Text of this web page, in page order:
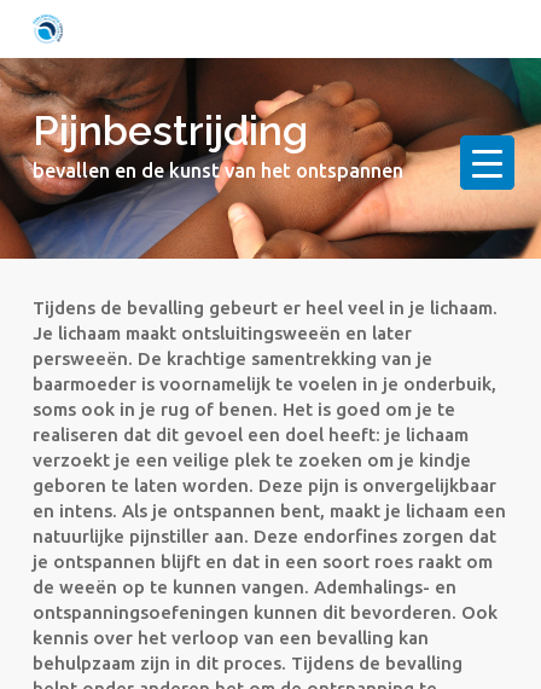
main
content
Pijnbestrijding
bevallen en de kunst van het ontspannen
Tijdens de bevalling gebeurt er heel veel in je lichaam.
Je lichaam maakt ontsluitingsweeën en later
persweeën. De krachtige samentrekking van je
baarmoeder is voornamelijk te voelen in je onderbuik,
soms ook in je rug of benen. Het is goed om je te
realiseren dat dit gevoel een doel heeft: je lichaam
verzoekt je een veilige plek te zoeken om je kindje
geboren te laten worden. Deze pijn is onvergelijkbaar
en intens. Als je ontspannen bent, maakt je lichaam een
natuurlijke pijnstiller aan. Deze endorfines zorgen dat
je ontspannen blijft en dat in een soort roes raakt om
de weeën op te kunnen vangen. Ademhalings- en
ontspanningsoefeningen kunnen dit bevorderen. Ook
kennis over het verloop van een bevalling kan
behulpzaam zijn in dit proces. Tijdens de bevalling